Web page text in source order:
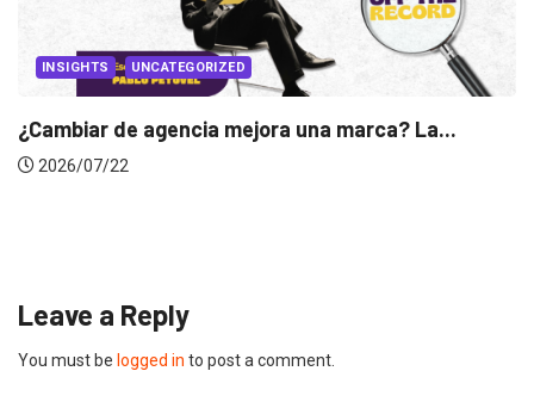
mejora una marca? La... INSIGHTS
Leave a Reply
You must be logged in to post a comment.